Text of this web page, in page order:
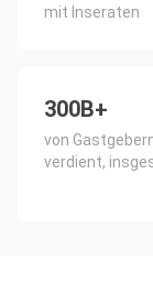
mit Inseraten
300B+
von
verdient,